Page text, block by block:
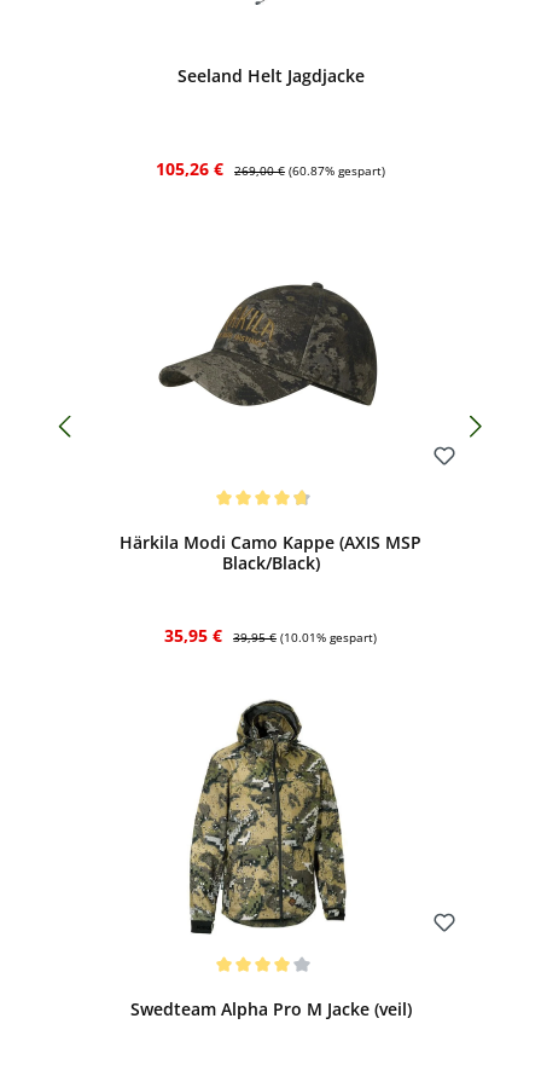
Seeland Helt Jagdjacke
Verkaufspreis:
105,26 € Regulärer Preis:
269,00 € (60.87% gespart)
Härkila Modi Camo Kappe (AXIS MSP
Black/Black)
Verkaufspreis:
35,95 € Regulärer Preis:
39,95 € (10.01% gespart)
Swedteam Alpha Pro M Jacke (veil)